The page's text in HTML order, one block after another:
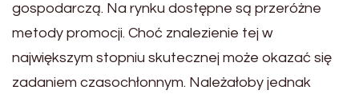
gospodarczą. Na rynku dostępne są przeróżne
metody promocji. Choć znalezienie tej w
największym stopniu skutecznej może okazać się
zadaniem czasochłonnym. Należałoby jednak